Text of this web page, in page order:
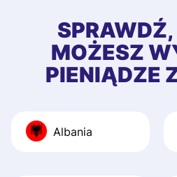
MOŻESZ
PIENIĄDZE
Albania